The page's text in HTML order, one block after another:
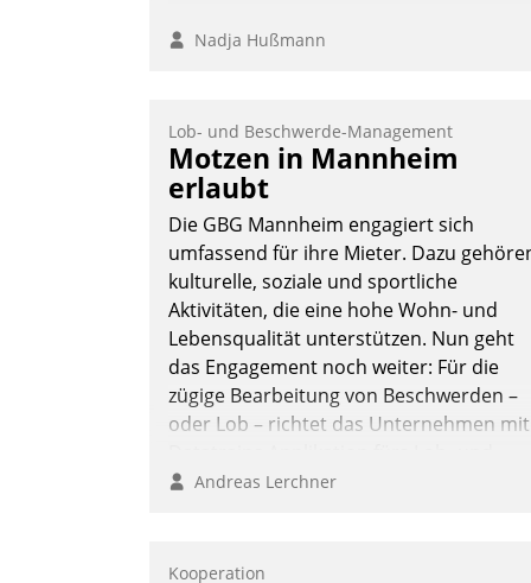
Nadja Hußmann
Lob- und Beschwerde-Management
Motzen in Mannheim
erlaubt
Die GBG Mannheim engagiert sich
umfassend für ihre Mieter. Dazu
kulturelle, soziale und sportliche
Aktivitäten, die eine hohe Wohn- und
Lebensqualität unterstützen. Nun geht
das Engagement noch weiter: Für die
zügige Bearbeitung von Beschwerden –
oder Lob – richtet das Unternehmen mit
Beschwerde-Management einen eigenen
Andreas Lerchner
Kooperation